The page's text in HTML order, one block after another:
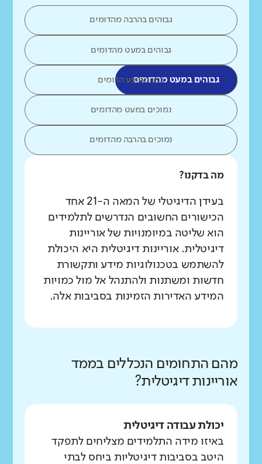
גבוהים בהרבה מהדומים
גבוהים במעט מהדומים
גבוהים במעט מהדומיםכמו ממוצע הדומים
נמוכים במעט מהדומים
נמוכים בהרבה מהדומים
מה בדקנו?
בעידן הדיגיטלי של המאה ה-21 אחד
הכישורים החשובים הנדרשים לתלמידים
הוא שליטה במיומנויות של אוריינות
דיגיטלית. אוריינות דיגיטלית היא היכולת
להשתמש בטכנולוגיות מידע ותקשורת
חדשות ומשתנות ולהתנהל אל מול כמויות
המידע האדירות הזמינות בסביבות אלה.
מהם התחומים הנכללים בממד
אוריינות דיגיטלית?
יכולת עבודה דיגיטלית
באיזו מידה התלמידים מצליחים לתפקד
היטב בסביבות דיגיטליות ביחס לבתי